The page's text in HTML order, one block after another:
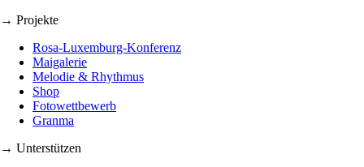
→ Projekte
Rosa-Luxemburg-Konferenz
Maigalerie
Melodie & Rhythmus
Shop
Fotowettbewerb
Granma
→ Unterstützen